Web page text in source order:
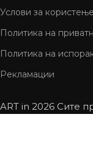
Услови за користење
Политика на
Политика на
Рекламации
ART in 2026 Сите